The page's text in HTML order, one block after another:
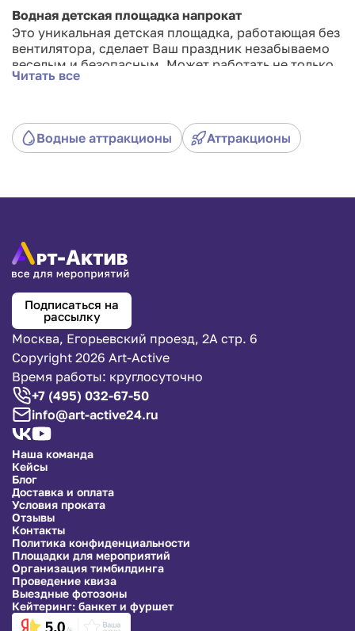
Водная детская площадка напрокат
Это уникальная детская площадка, работающая без
вентилятора, сделает Ваш праздник незабываемо
веселым и безопасным. Может работать не только
на воде, но и на свежем воздухе или в помещении...
Читать все
Водные аттракционы Аттракционы
Подписаться на
рассылку
Москва, Егорьевский проезд, 2А стр. 6
Copyright 2026 Art-Active
Время работы: круглосуточно
+7 (495) 032-67-50
info@art-active24.ru
Наша команда
Кейсы
Блог
Доставка и оплата
Условия проката
Отзывы
Контакты
Политика конфиденциальности
Площадки для мероприятий
Организация тимбилдинга
Проведение квиза
Выездные фотозоны
Кейтеринг: банкет и фуршет